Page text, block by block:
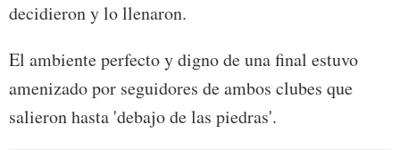
decidieron y lo llenaron.
El ambiente perfecto y digno de una final estuvo
amenizado por seguidores de ambos clubes que
salieron hasta 'debajo de las piedras'.